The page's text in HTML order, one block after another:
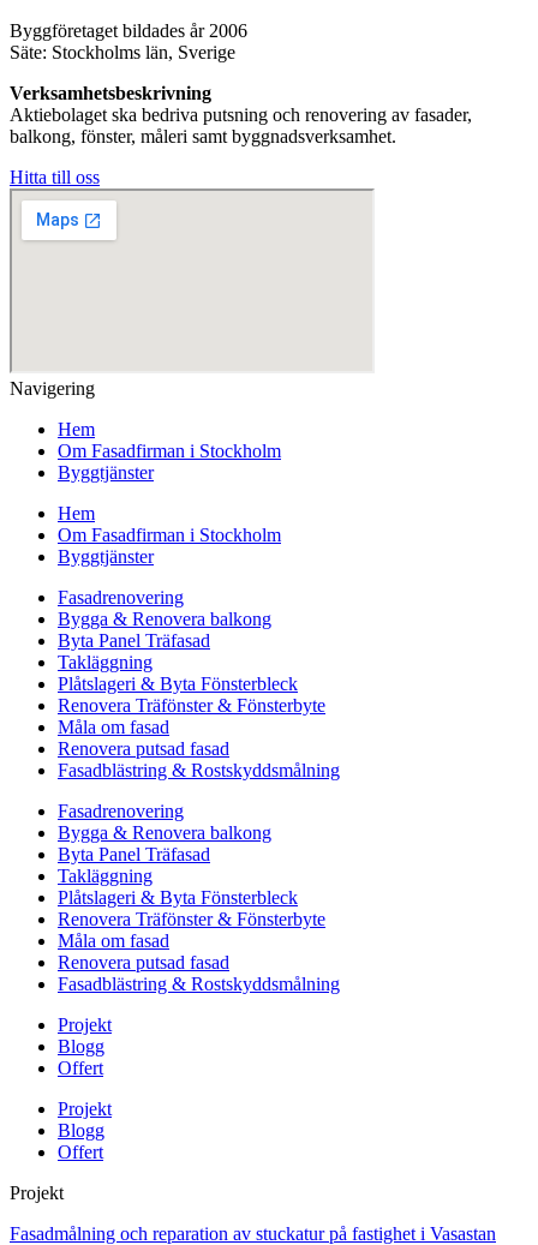
Byggföretaget bildades år 2006
Säte: Stockholms län, Sverige
Verksamhetsbeskrivning
Aktiebolaget ska bedriva putsning och renovering av fasader,
balkong, fönster, måleri samt byggnadsverksamhet.
Hitta till oss
Navigering
Hem
Om Fasadfirman i Stockholm
Byggtjänster
Hem
Om Fasadfirman i Stockholm
Byggtjänster
Fasadrenovering
Bygga & Renovera balkong
Byta Panel Träfasad
Takläggning
Plåtslageri & Byta Fönsterbleck
Renovera Träfönster & Fönsterbyte
Måla om fasad
Renovera putsad fasad
Fasadblästring & Rostskyddsmålning
Fasadrenovering
Bygga & Renovera balkong
Byta Panel Träfasad
Takläggning
Plåtslageri & Byta Fönsterbleck
Renovera Träfönster & Fönsterbyte
Måla om fasad
Renovera putsad fasad
Fasadblästring & Rostskyddsmålning
Projekt
Blogg
Offert
Projekt
Blogg
Offert
Projekt
Fasadmålning och reparation av stuckatur på fastighet i Vasastan